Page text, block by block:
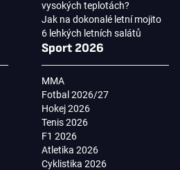
vysokých teplotách?
Jak na dokonalé letní mojito
6 lehkých letních salátů
Sport 2026
MMA
Fotbal 2026/27
Hokej 2026
Tenis 2026
F1 2026
Atletika 2026
Cyklistika 2026